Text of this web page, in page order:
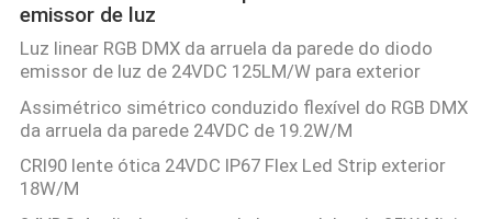
emissor de luz
Luz linear RGB DMX da arruela da parede do diodo
emissor de luz de 24VDC 125LM/W para exterior
Assimétrico simétrico conduzido flexível do RGB DMX
da arruela da parede 24VDC de 19.2W/M
CRI90 lente ótica 24VDC IP67 Flex Led Strip exterior
18W/M